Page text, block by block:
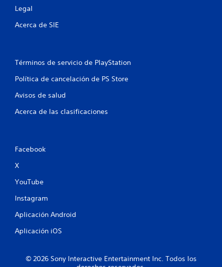
Legal
Acerca de SIE
Términos de servicio de PlayStation
Política de cancelación de PS Store
Avisos de salud
Acerca de las clasificaciones
Facebook
X
YouTube
Instagram
Aplicación Android
Aplicación iOS
© 2026 Sony Interactive Entertainment Inc. Todos los